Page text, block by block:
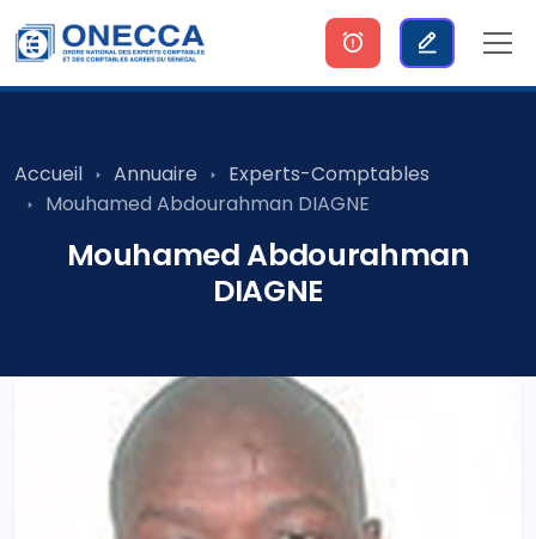
Accueil Annuaire
Experts-Comptables
Mouhamed Abdourahman DIAGNE
Mouhamed Abdourahman
DIAGNE